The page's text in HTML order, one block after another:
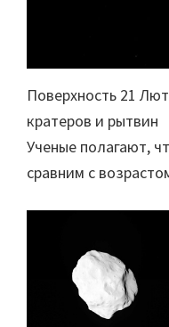
Поверхность 21
кратеров и рытвин
Ученые полагают,
сравним с